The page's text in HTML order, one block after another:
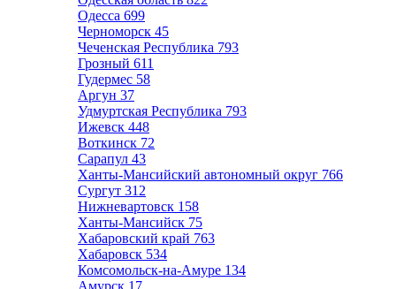
Одесса 699
Черноморск 45
Чеченская Республика 793
Грозный 611
Гудермес 58
Аргун 37
Удмуртская Республика 793
Ижевск 448
Воткинск 72
Сарапул 43
Ханты-Мансийский автономный округ 766
Сургут 312
Нижневартовск 158
Ханты-Мансийск 75
Хабаровский край 763
Хабаровск 534
Комсомольск-на-Амуре 134
Амурск 17